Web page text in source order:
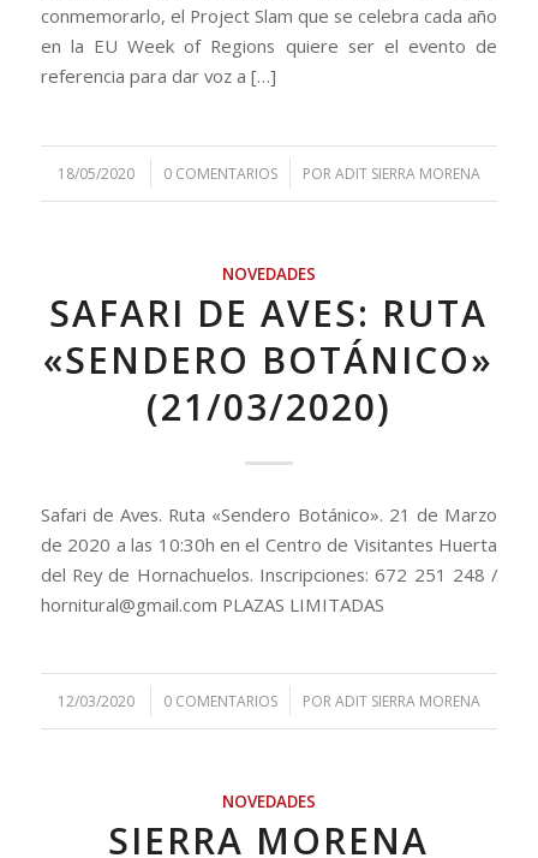
conmemorarlo, el Project Slam que se celebra cada año
en la EU Week of Regions quiere ser el evento de
referencia para dar voz a […]
18/05/2020
/ 0 COMENTARIOS
/ PORADIT SIERRA MORENA
NOVEDADES
SAFARI DE AVES: RUTA
«SENDERO BOTÁNICO»
(21/03/2020)
Safari de Aves. Ruta «Sendero Botánico». 21 de Marzo
de 2020 a las 10:30h en el Centro de Visitantes Huerta
del Rey de Hornachuelos. Inscripciones: 672 251 248 /
hornitural@gmail.com PLAZAS LIMITADAS
12/03/2020
/ 0 COMENTARIOS
/ PORADIT SIERRA MORENA
NOVEDADES
SIERRA MORENA